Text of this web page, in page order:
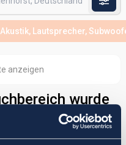
Akustik, Lautsprecher,
anzeigen
wurde